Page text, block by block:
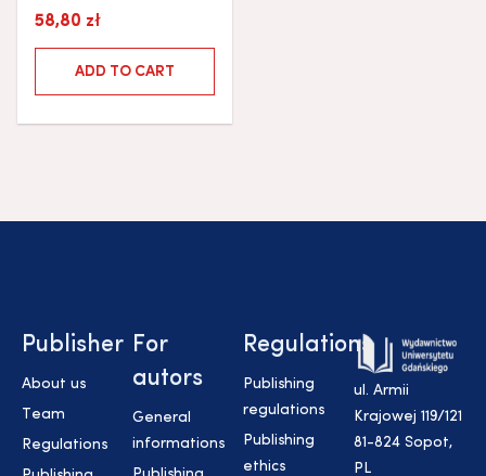
58,80 zł
ADD TO CART
Publisher
About us
Team
Regulations
For
autors
General
informations
Regulations
Publishing
regulations
Publishing
ethics
ul. Armii
Krajowej 119/121
81-824 Sopot,
PL